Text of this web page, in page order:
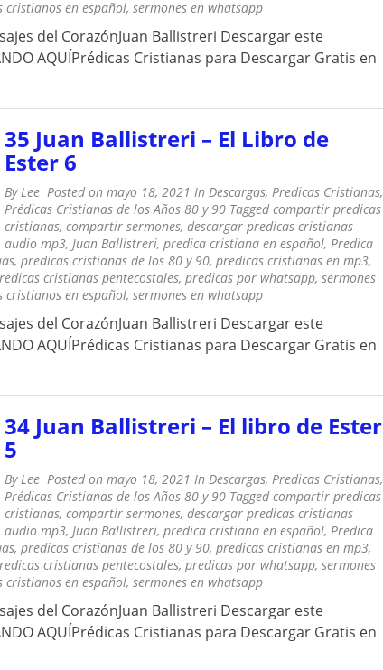
cristianos en español, sermones en whatsapp
del CorazónJuan Ballistreri Descargar este
AQUÍPrédicas Cristianas para Descargar Gratis en
35 Juan Ballistreri – El Libro de
Ester 6
ByLee Posted on mayo 18, 2021 In Descargas, Predicas Cristianas,
Prédicas Cristianas de los Años 80 y 90 Taggedcompartir predicas
cristianas, compartir sermones, descargar predicas cristianas
audio mp3, Juan Ballistreri, predica cristiana en español, Predica
, predicas cristianas de los 80 y 90, predicas cristianas en mp3,
cristianas pentecostales, predicas por whatsapp, sermones
cristianos en español, sermones en whatsapp
del CorazónJuan Ballistreri Descargar este
AQUÍPrédicas Cristianas para Descargar Gratis en
34 Juan Ballistreri – El libro de Ester
5
ByLee Posted on mayo 18, 2021 In Descargas, Predicas Cristianas,
Prédicas Cristianas de los Años 80 y 90 Taggedcompartir predicas
cristianas, compartir sermones, descargar predicas cristianas
audio mp3, Juan Ballistreri, predica cristiana en español, Predica
, predicas cristianas de los 80 y 90, predicas cristianas en mp3,
cristianas pentecostales, predicas por whatsapp, sermones
cristianos en español, sermones en whatsapp
del CorazónJuan Ballistreri Descargar este
AQUÍPrédicas Cristianas para Descargar Gratis en